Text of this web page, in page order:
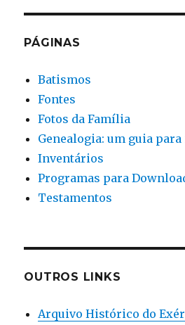
PÁGINAS
Batismos
Fontes
Fotos da Família
Genealogia: um guia
Inventários
Programas para
Testamentos
OUTROS LINKS
Arquivo Histórico do